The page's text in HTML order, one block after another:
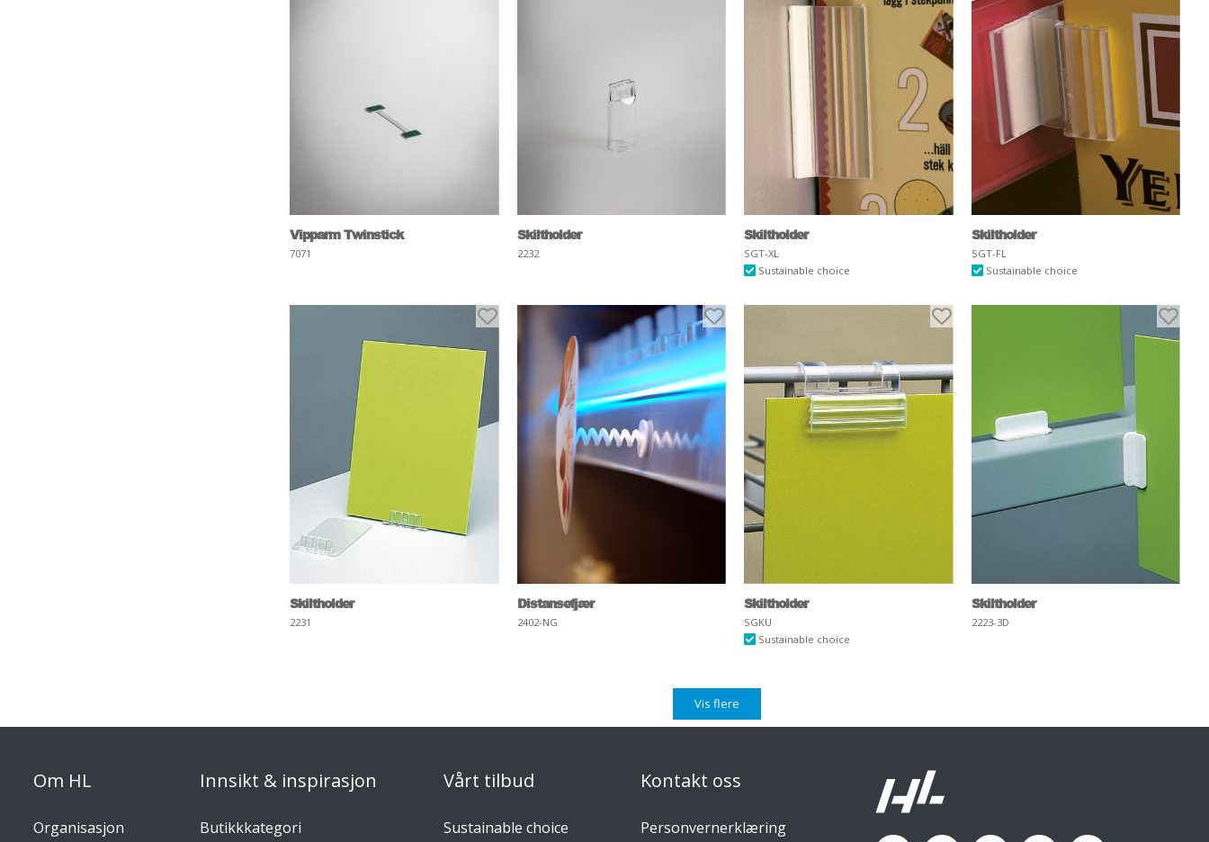
Vipparm Twinstick
7071
Skiltholder
2232
Skiltholder
SGT-XL
Sustainable choice
Skiltholder
SGT-FL
Sustainable choice
Skiltholder
2231
Distansefjær
2402-NG
Skiltholder
SGKU
Sustainable choice
Skiltholder
2223-3D
Vis flere
Om HL
Organisasjon
Innsikt & inspirasjon
Butikkkategori
Vårt tilbud
Sustainable choice
Kontakt oss
Personvernerklæring